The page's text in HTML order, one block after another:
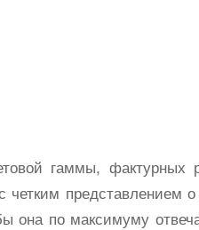
гаммы, фактурных
четким представлением
она по максимуму